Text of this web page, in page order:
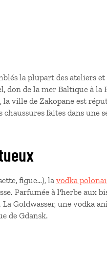
la plupart des ateliers
don de la mer Baltique à la
ville de Zakopane est
chaussures faites dans une
figue…), la vodka
Parfumée à l'herbe aux
Goldwasser, une vodka
de Gdansk.